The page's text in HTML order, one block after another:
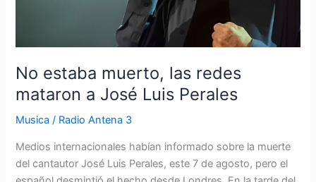
No estaba muerto, las redes
mataron a José Luis Perales
Musica / Radio Antena 3
Medios internacionales habían informado sobre la muerte
del cantautor José Luis Perales, este 7 de agosto, pero el